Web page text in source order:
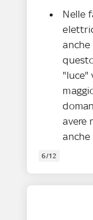
Nelle
anche
"luce"
avere
6/12